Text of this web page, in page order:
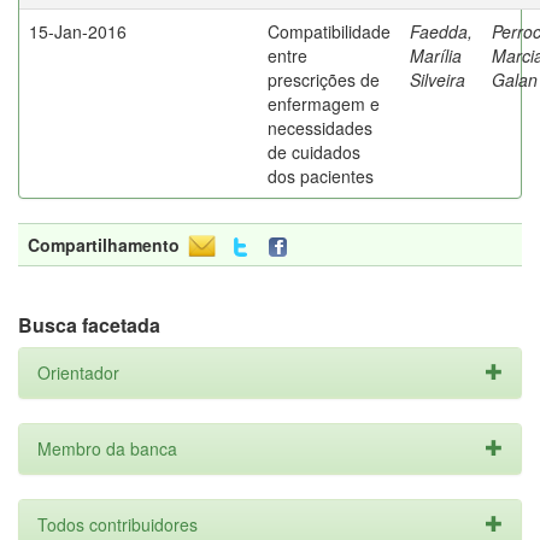
15-Jan-2016
Compatibilidade
entre
prescrições de
enfermagem e
necessidades
de cuidados
dos pacientes
Faedda,
Marília
Silveira
Galan
Compartilhamento
Busca facetada
Orientador
Membro da banca
Todos contribuidores